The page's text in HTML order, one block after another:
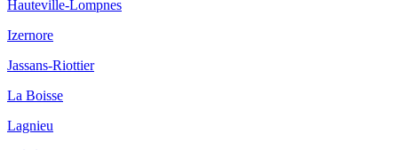
Hauteville-Lompnes
Izernore
Jassans-Riottier
La Boisse
Lagnieu